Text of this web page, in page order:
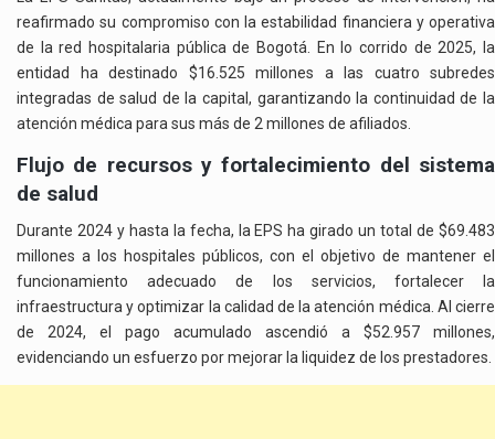
reafirmado su compromiso con la estabilidad financiera y operativa
de la red hospitalaria pública de Bogotá. En lo corrido de 2025, la
entidad ha destinado $16.525 millones a las cuatro subredes
integradas de salud de la capital, garantizando la continuidad de la
atención médica para sus más de 2 millones de afiliados.
Flujo de recursos y fortalecimiento del sistema
de salud
Durante 2024 y hasta la fecha, la EPS ha girado un total de $69.483
millones a los hospitales públicos, con el objetivo de mantener el
funcionamiento adecuado de los servicios, fortalecer la
infraestructura y optimizar la calidad de la atención médica. Al cierre
de 2024, el pago acumulado ascendió a $52.957 millones,
evidenciando un esfuerzo por mejorar la liquidez de los prestadores.